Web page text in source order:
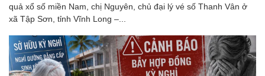
quả xổ số miền Nam, chị Nguyên, chủ đại lý vé số Thanh Vân ở
xã Tập Sơn, tỉnh Vĩnh Long –...